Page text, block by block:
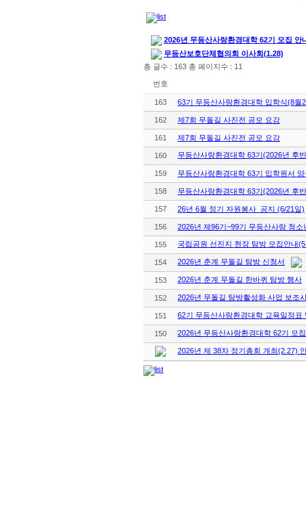
2026년 무등산사랑환경대학 62기 모집 안
무등산보호단체협의회 이사회(1.28)
총 글수 : 163 총 페이지수 : 11
번호
163 63기 무등산사랑환경대학 입학식(8월
162 제7회 무돌길 사진전 공모 요강
161 제7회 무돌길 사진전 공모 요강
160 무등산사랑환경대학 63기(2026년 후
159 무등산사랑환경대학 63기 입학원서 양
158 무등산사랑환경대학 63기(2026년 후
157 26년 6월 정기 자원봉사 공지 (6/21일)
156 2026년 제96기~99기 무등산사랑 청
155 국립공원 선진지 현장 탐방 모집안내
154 2026년 춘계 무돌길 탐방 신청서
153 2026년 춘계 무돌길 한바퀴 탐방 행사
152 2026년 무돌길 탐방활성화 사업 보조
151 62기 무등산사랑환경대학 교육일정표
150 2026년 무등산사랑환경대학 62기 모
2026년 제 38차 정기총회 개최(2.27)